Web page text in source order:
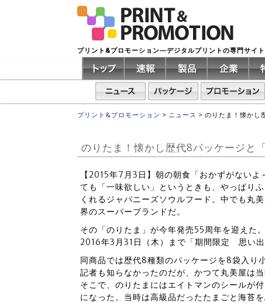
プリント&プロモーション―デジタルプリントの専門サイ
プリント&プロモーション > ニュース > のりたま！懐かし
のりたま！懐かし歴代8パッケージ
【2015年7月3日】朝の朝食「おかずがない
ても「一味欲しい」というときも、やっぱり
くれるジャパニーズソウルフード。中でも丸
界のスーパーブランドだ。
その「のりたま」が今年発売55周年を迎えた
2016年3月31日（木）まで「期間限定 思い出
同商品では歴代8種類のパッケージを8袋入り
記者も知らなかったのだが、かつて丸美屋は
そこで、のりたまにはエイトマンのシールが
になった。当時は高級品だったたまごと海苔